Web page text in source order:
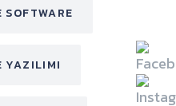
SOFTWARE
YAZILIMI